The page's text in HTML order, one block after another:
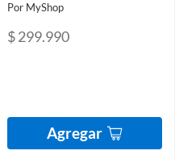
Por MyShop
$ 299.990
Agregar